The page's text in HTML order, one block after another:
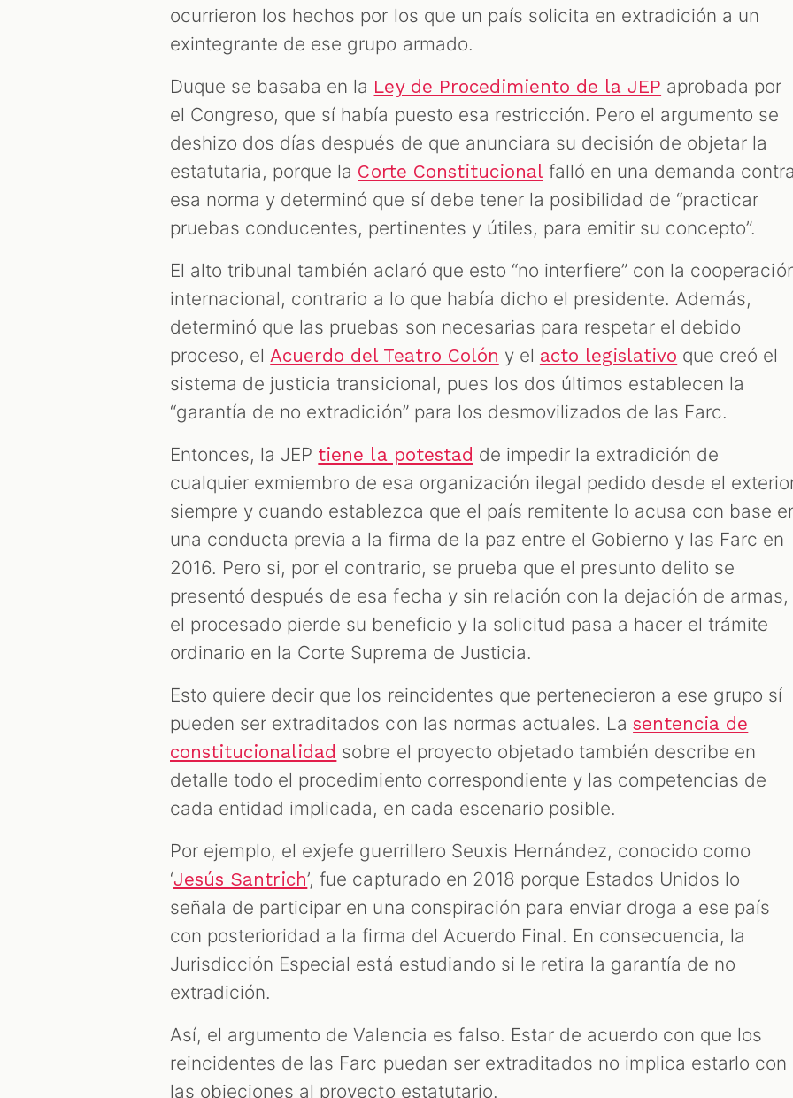
ocurrieron los hechos por los que un país solicita en extradición a un
exintegrante de ese grupo armado.
Duque se basaba en la Ley de Procedimiento de la JEP aprobada por
el Congreso, que sí había puesto esa restricción. Pero el argumento se
deshizo dos días después de que anunciara su decisión de objetar la
estatutaria, porque la Corte Constitucionalfalló en una demanda
esa norma y determinó que sí debe tener la posibilidad de “practicar
pruebas conducentes, pertinentes y útiles, para emitir su concepto”.
El alto tribunal también aclaró que esto “no interfiere” con la
internacional, contrario a lo que había dicho el presidente. Además,
determinó que las pruebas son necesarias para respetar el debido
proceso, elAcuerdo del Teatro Colón y el acto legislativo que creó el
sistema de justicia transicional, pues los dos últimos establecen la
“garantía de no extradición” para los desmovilizados de las Farc.
Entonces, la JEP tiene la potestad de impedir la extradición de
cualquier exmiembro de esa organización ilegal pedido desde el
siempre y cuando establezca que el país remitente lo acusa con base
una conducta previa a la firma de la paz entre el Gobierno y las Farc en
2016. Pero si, por el contrario, se prueba que el presunto delito se
presentó después de esa fecha y sin relación con la dejación de armas,
el procesado pierde su beneficio y la solicitud pasa a hacer el trámite
ordinario en la Corte Suprema de Justicia.
Esto quiere decir que los reincidentes que pertenecieron a ese grupo sí
pueden ser extraditados con las normas actuales. Lasentencia de
constitucionalidad sobre el proyecto objetado también describe en
detalle todo el procedimiento correspondiente y las competencias de
cada entidad implicada, en cada escenario posible.
Por ejemplo, el exjefe guerrillero Seuxis Hernández, conocido como
‘Jesús Santrich’, fue capturado en 2018 porque Estados Unidos lo
señala de participar en una conspiración para enviar droga a ese país
con posterioridad a la firma del Acuerdo Final. En consecuencia, la
Jurisdicción Especial está estudiando si le retira la garantía de no
extradición.
Así, el argumento de Valencia es falso. Estar de acuerdo con que los
reincidentes de las Farc puedan ser extraditados no implica estarlo con
las objeciones al proyecto estatutario.